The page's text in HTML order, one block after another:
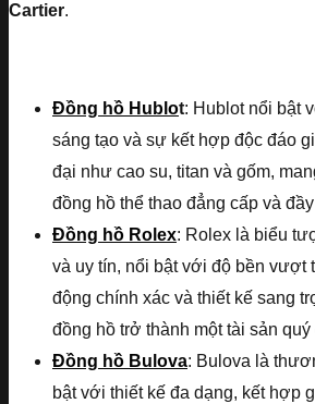
Cartier.
Đồng hồ Hublot: Hublot nổi bật
sáng tạo và sự kết hợp độc đáo
đại như cao su, titan và gốm,
đồng hồ thể thao đẳng cấp và
Đồng hồ Rolex: Rolex là biểu
và uy tín, nổi bật với độ bền vượt
động chính xác và thiết kế sang
đồng hồ trở thành một tài sản quý
Đồng hồ Bulova: Bulova là
bật với thiết kế đa dạng, kết hợp